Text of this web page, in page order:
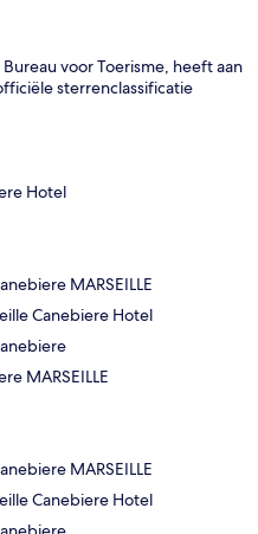
voor Toerisme, heeft aan
sterrenclassificatie
Hotel
MARSEILLE
Canebiere Hotel
MARSEILLE
MARSEILLE
Canebiere Hotel